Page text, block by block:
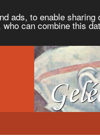
ads, to enable
can combine this